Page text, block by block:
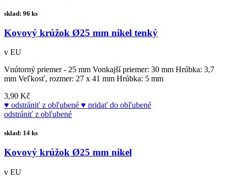
sklad: 96 ks
Kovový krúžok Ø25 mm nikel tenký
v EU
Vnútorný priemer - 25 mm Vonkajší priemer: 30 mm Hrúbka: 3,7
mm Veľkosť, rozmer: 27 x 41 mm Hrúbka: 5 mm
3,90 Kč
odstrániť z obľubené
pridať do obľubené
odstrániť z obľubené
sklad: 14 ks
Kovový krúžok Ø25 mm nikel
v EU